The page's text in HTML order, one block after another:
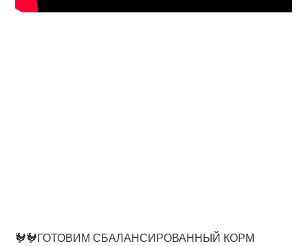
🐓🐓ГОТОВИМ СБАЛАНСИРОВАННЫЙ КОРМ